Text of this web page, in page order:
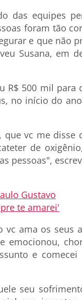
das equipes
foram tão
e que não
Susana, em
R$ 500 mil para
no início do
vc me disse
de
pessoas",
Gustavo
te amarei'
ama os seus
emocionou,
e
seu